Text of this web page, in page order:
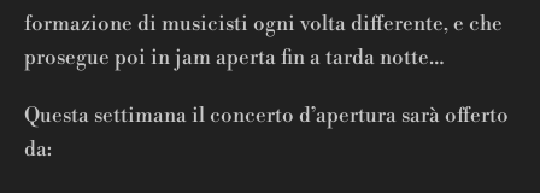
formazione di musicisti ogni volta differente, e che
prosegue poi in jam aperta fin a tarda notte…
Questa settimana il concerto d’apertura sarà offerto
da: